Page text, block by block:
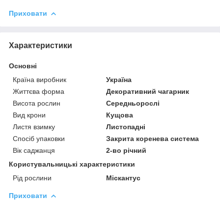
Приховати
Характеристики
Основні
Країна виробник
Україна
Життєва форма
Декоративний чагарник
Висота рослин
Середньорослі
Вид крони
Кущова
Листя взимку
Листопадні
Спосіб упаковки
Закрита коренева система
Вік саджанця
2-во річний
Користувальницькі характеристики
Рід рослини
Міскантус
Приховати